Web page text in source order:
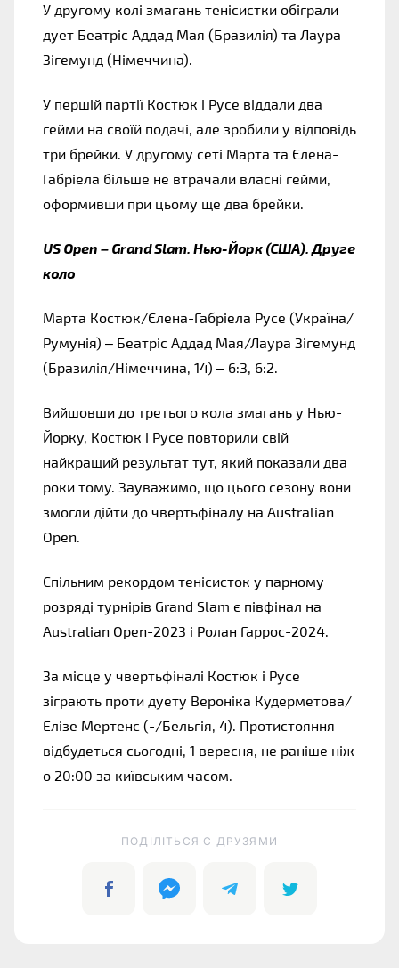
У другому колі змагань тенісистки обіграли
дует Беатріс Аддад Мая (Бразилія) та Лаура
Зігемунд (Німеччина).
У першій партії Костюк і Русе віддали два
гейми на своїй подачі, але зробили у відповідь
три брейки. У другому сеті Марта та Єлена-
Габріела більше не втрачали власні гейми,
оформивши при цьому ще два брейки.
US Open – Grand Slam. Нью-Йорк (США). Друге
коло
Марта Костюк/Єлена-Габріела Русе (Україна/
Румунія) – Беатріс Аддад Мая/Лаура Зігемунд
(Бразилія/Німеччина, 14) – 6:3, 6:2.
Вийшовши до третього кола змагань у Нью-
Йорку, Костюк і Русе повторили свій
найкращий результат тут, який показали два
роки тому. Зауважимо, що цього сезону вони
змогли дійти до чвертьфіналу на Australian
Open.
Спільним рекордом тенісисток у парному
розряді турнірів Grand Slam є півфінал на
Australian Open-2023 і Ролан Гаррос-2024.
За місце у чвертьфіналі Костюк і Русе
зіграють проти дуету Вероніка Кудерметова/
Елізе Мертенс (-/Бельгія, 4). Протистояння
відбудеться сьогодні, 1 вересня, не раніше ніж
о 20:00 за київським часом.
ПОДІЛІТЬСЯ C ДРУЗЯМИ